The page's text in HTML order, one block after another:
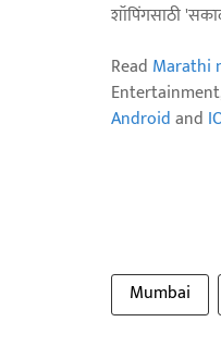
शॉपिंगसाठी
Read Marathi
Androidand
Mumbai